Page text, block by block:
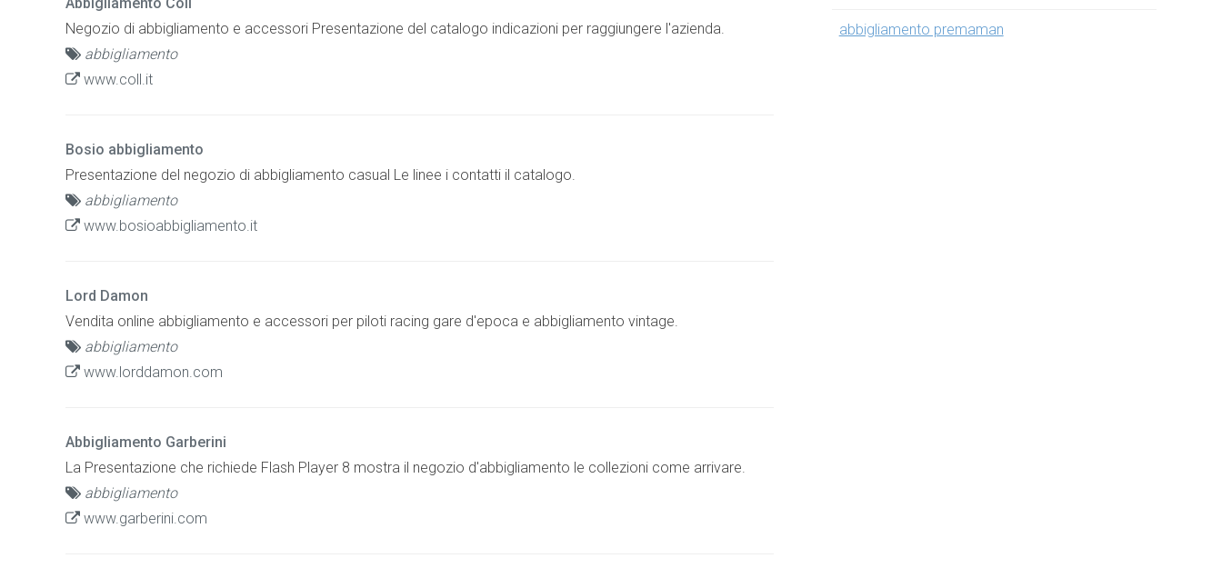
Negozio di abbigliamento e accessori Presentazione del catalogo indicazioni per raggiungere l'azienda.
abbigliamento
www.coll.it
Bosio abbigliamento
Presentazione del negozio di abbigliamento casual Le linee i contatti il catalogo.
abbigliamento
www.bosioabbigliamento.it
Lord Damon
Vendita online abbigliamento e accessori per piloti racing gare d'epoca e abbigliamento vintage.
abbigliamento
www.lorddamon.com
Abbigliamento Garberini
La Presentazione che richiede Flash Player 8 mostra il negozio d'abbigliamento le collezioni come arrivare.
abbigliamento
www.garberini.com
abbigliamento premaman